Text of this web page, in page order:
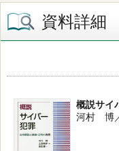
資料詳細
概説サイ
河村 博